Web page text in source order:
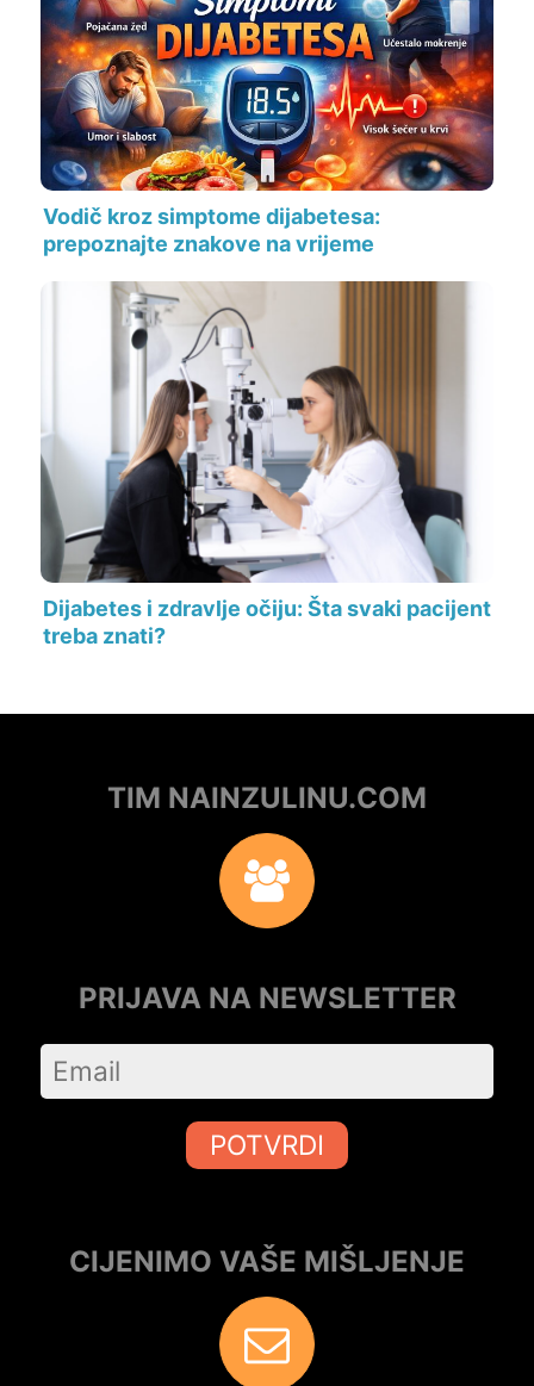
Vodič kroz simptome dijabetesa:
prepoznajte znakove na vrijeme
Dijabetes i zdravlje očiju: Šta svaki pacijent
treba znati?
TIM NAINZULINU.COM
PRIJAVA NA NEWSLETTER
POTVRDI
CIJENIMO VAŠE MIŠLJENJE